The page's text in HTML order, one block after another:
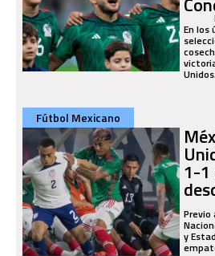
En los
Unidos.
Fútbol Mexicano
1-1
Previo
y